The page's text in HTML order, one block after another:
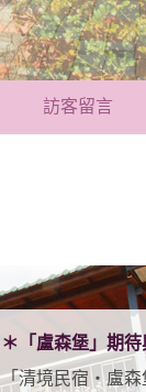
訪客留言
＊「盧森堡」期
「清境民宿‧盧森